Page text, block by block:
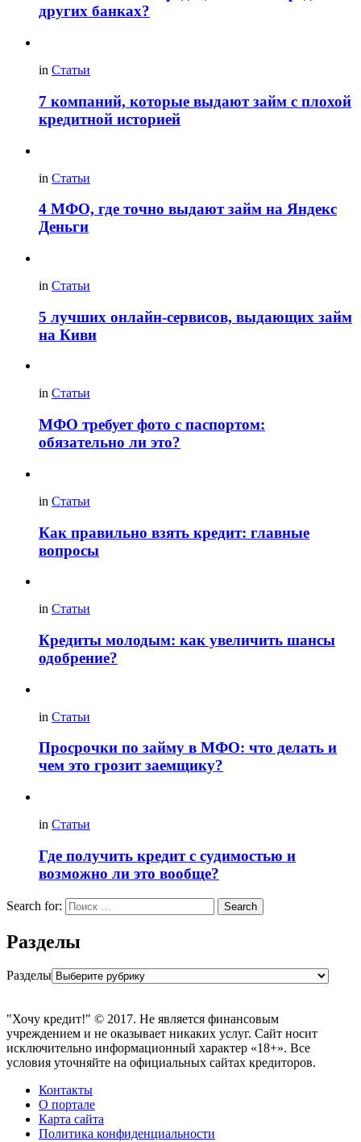
других банках?
in Статьи
7 компаний, которые выдают займ с плохой
кредитной историей
in Статьи
4 МФО, где точно выдают займ на Яндекс
Деньги
in Статьи
5 лучших онлайн-сервисов, выдающих займ
на Киви
in Статьи
МФО требует фото с паспортом:
обязательно ли это?
in Статьи
Как правильно взять кредит: главные
вопросы
in Статьи
Кредиты молодым: как увеличить шансы
одобрение?
in Статьи
Просрочки по займу в МФО: что делать и
чем это грозит заемщику?
in Статьи
Где получить кредит с судимостью и
возможно ли это вообще?
Search for: Search
Разделы
Разделы
"Хочу кредит!" © 2017. Не является финансовым
учреждением и не оказывает никаких услуг. Сайт носит
исключительно информационный характер «18+». Все
условия уточняйте на официальных сайтах кредиторов.
Контакты
О портале
Карта сайта
Политика конфиденциальности